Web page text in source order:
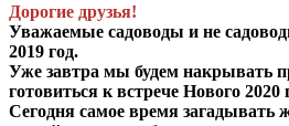
Дорогие друзья!
Уважаемые садоводы и не
2019 год.
Уже завтра мы будем накрывать
готовиться к встрече Нового 2020
Сегодня самое время загадывать